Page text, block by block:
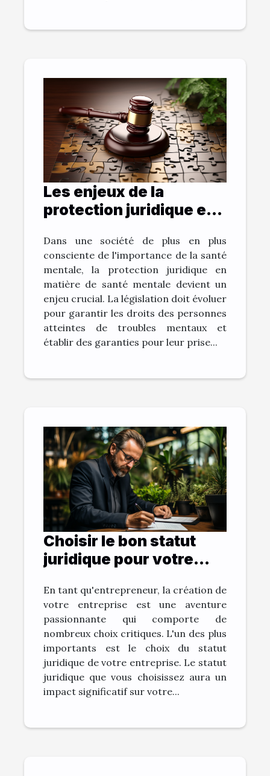
Les enjeux de la
protection juridique en
mentale
Dans une société de plus en plus
consciente de l'importance de la santé
mentale, la protection juridique en
matière de santé mentale devient un
enjeu crucial. La législation doit évoluer
pour garantir les droits des personnes
atteintes de troubles mentaux et
établir des garanties pour leur prise...
Choisir le bon statut
juridique pour votre
En tant qu'entrepreneur, la création de
votre entreprise est une aventure
passionnante qui comporte de
nombreux choix critiques. L'un des plus
importants est le choix du statut
juridique de votre entreprise. Le statut
juridique que vous choisissez aura un
impact significatif sur votre...